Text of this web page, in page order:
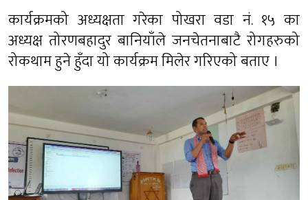
कार्यक्रमको अध्यक्षता गरेका पोखरा वडा नं. १५ का
अध्यक्ष तोरणबहादुर बानियाँले जनचेतनाबाटै रोगहरुको
रोकथाम हुने हुँदा यो कार्यक्रम मिलेर गरिएको बताए ।